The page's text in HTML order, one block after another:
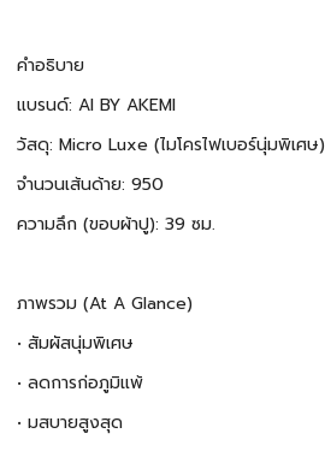
คำอธิบาย
แบรนด์: AI BY AKEMI
วัสดุ: Micro Luxe (ไมโครไฟเบอร์นุ่มพิเศษ)
จำนวนเส้นด้าย: 950
ความลึก (ขอบผ้าปู): 39 ซม.
ภาพรวม (At A Glance)
• สัมผัสนุ่มพิเศษ
• ลดการก่อภูมิแพ้
• มสบายสูงสุด